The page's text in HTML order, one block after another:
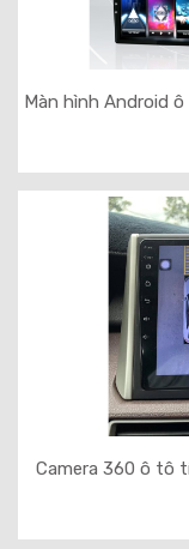
Màn hình Android
Camera 360 ô tô